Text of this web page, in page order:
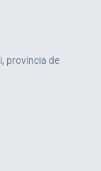
provincia de